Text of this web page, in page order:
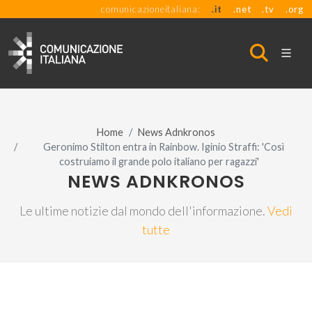
comunicazioneitaliana: .it .net .tv .org
Home
News Adnkronos
Geronimo Stilton entra in Rainbow. Iginio Straffi: 'Così
costruiamo il grande polo italiano per ragazzi'
NEWS ADNKRONOS
Le ultime notizie dal mondo dell'informazione.Vedi
tutte